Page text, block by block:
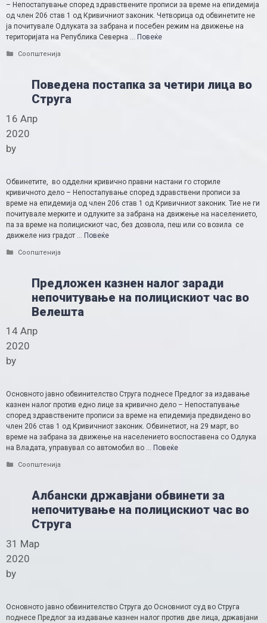
– Непостапување според здравствените прописи за време на епидемија
од член 206 став 1 од Кривичниот законик. Четворица од обвинетите не
ја почитувале Одлуката за забрана и посебен режим на движење на
територијата на Република Северна … Повеќе
Categories
Соопштенија
Поведена постапка за четири лица во
Струга
16 Апр
2020
by
Обвинетите, во одделни кривично правни настани го сториле
кривичното дело – Непостапување според здравствени прописи за
време на епидемија од член 206 став 1 од Кривичниот законик. Тие не ги
почитувале мерките и одлуките за забрана на движење на населението,
па за време на полицискиот час, без дозвола, пеш или со возила се
движеле низ градот … Повеќе
Categories
Соопштенија
Предложен казнен налог заради
непочитување на полицискиот час во
Велешта
14 Апр
2020
by
Основното јавно обвинителство Струга поднесе Предлог за издавање
казнен налог против едно лице за кривично дело – Непостапување
според здравствените прописи за време на епидемија предвидено во
член 206 став 1 од Кривичниот законик. Обвинетиот, на 29 март, во
време на забрана за движење на населението воспоставена со Одлука
на Владата, управувал со автомобил во … Повеќе
Categories
Соопштенија
Албански државјани обвинети за
непочитување на полицискиот час во
Струга
31 Мар
2020
by
Основното јавно обвинителство Струга до Основниот суд во Струга
поднесе Предлог за издавање казнен налог против две лица, државјани